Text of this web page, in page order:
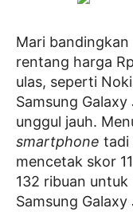
Mari bandingkan
rentang harga
ulas, seperti
Samsung
unggul jauh.
smartphone tadi
mencetak skor
132 ribuan
Samsung